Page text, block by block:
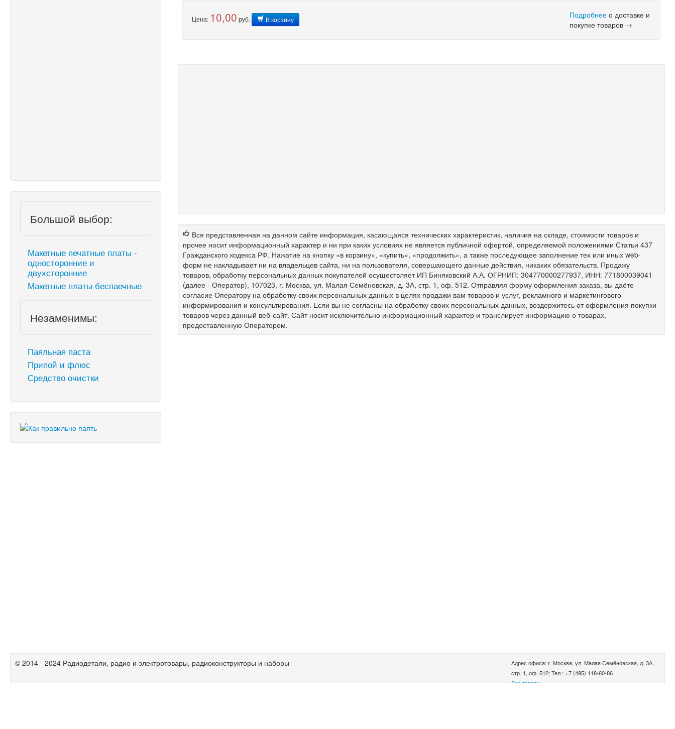
Большой выбор:
Макетные печатные платы -
односторонние и
двухсторонние
Макетные платы беспаечные
Незаменимы:
Паяльная паста
Припой и флюс
Средство очистки
Цена: 10,00 руб. В корзину Подробнее о доставке и
покупке товаров →
Вся представленная на данном сайте информация, касающаяся технических характеристик, наличия на складе, стоимости товаров и
прочее носит информационный характер и ни при каких условиях не является публичной офертой, определяемой положениями Статьи 437
Гражданского кодекса РФ. Нажатие на кнопку «в корзину», «купить», «продолжить», а также последующее заполнение тех или иных web-
форм не накладывает ни на владельцев сайта, ни на пользователя, совершающего данные действия, никаких обязательств. Продажу
товаров, обработку персональных данных покупателей осуществляет ИП Биняковский А.А. ОГРНИП: 304770000277937, ИНН: 771800039041
(далее - Оператор), 107023, г. Москва, ул. Малая Семёновская, д. 3А, стр. 1, оф. 512. Отправляя форму оформления заказа, вы даёте
согласие Оператору на обработку своих персональных данных в целях продажи вам товаров и услуг, рекламного и маркетингового
информирования и консультирования. Если вы не согласны на обработку своих персональных данных, воздержитесь от оформления покупки
товаров через данный веб-сайт. Сайт носит исключительно информационный характер и транслирует информацию о товарах,
предоставленную Оператором.
© 2014 - 2024 Радиодетали, радио и электротовары, радиоконструкторы и наборы
Адрес офиса: г. Москва, ул. Малая Семёновская, д. 3А,
стр. 1, оф. 512; Тел.: +7 (495) 118-60-86
Все товары